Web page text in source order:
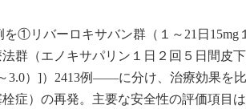
を①リバーロキサバン群（１～21日
群（エノキサパリン１日２回５日間皮
3.0）]）2413例――に分け、治療効果を
栓症）の再発。主要な安全性の評価項目